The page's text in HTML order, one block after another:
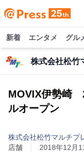
新着 エンタメ グル
MOVIX伊勢崎
ルオープン
株式会社松竹マルチプ
店舗
2018年12月